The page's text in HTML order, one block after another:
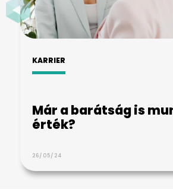
KARRIER
Már a barátság is
érték?
26/05/24